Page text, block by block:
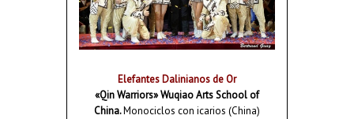
Elefantes Dalinianos de Or
«Qin Warriors» Wuqiao Arts School of
China.Monociclos con icarios (China)